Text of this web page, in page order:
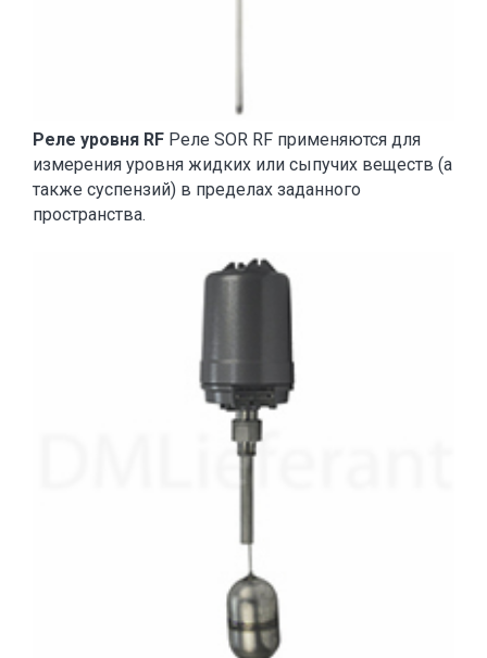
Реле уровня RF Реле SOR RF применяются для
измерения уровня жидких или сыпучих веществ (а
также суспензий) в пределах заданного
пространства.